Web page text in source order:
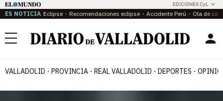
EDICIONES CyL
ES NOTICIA Eclipse Recomendaciones eclipse Accidente Perú Ola de
Menú
VALLADOLID PROVINCIA REAL VALLADOLID DEPORTES